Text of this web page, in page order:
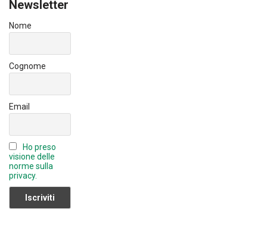
ok
u
b
C
n
el
Newsletter
Nome
Cognome
Email
Ho preso
visione delle
norme sulla
privacy.